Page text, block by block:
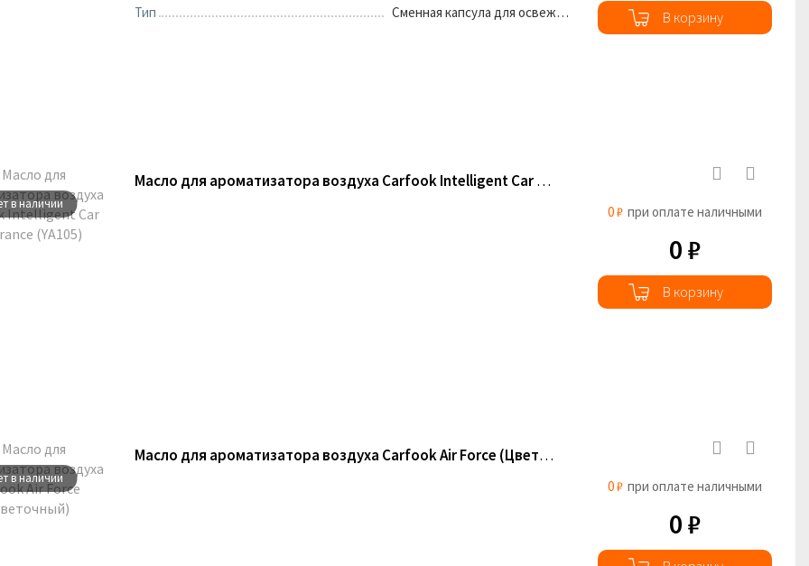
Тип
Сменная капсула для освежителя воздуха В корзину
в наличии
Масло для ароматизатора воздуха Carfook Intelligent Car Fragrance (YA105)
0 ₽ при оплате наличными
0 ₽
В корзину
в наличии
Масло для ароматизатора воздуха Carfook Air Force (Цветочный)
0 ₽ при оплате наличными
0 ₽